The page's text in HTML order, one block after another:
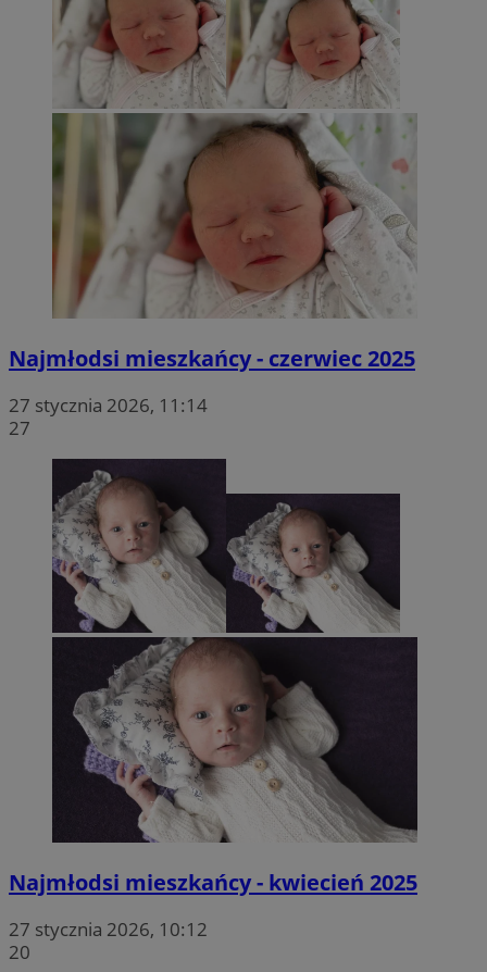
Najmłodsi mieszkańcy - czerwiec 2025
27 stycznia 2026, 11:14
27
Najmłodsi mieszkańcy - kwiecień 2025
27 stycznia 2026, 10:12
20